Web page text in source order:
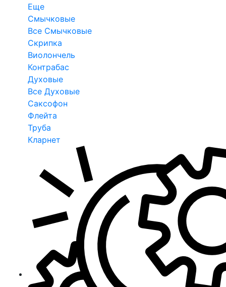
Еще
Смычковые
Все Смычковые
Скрипка
Виолончель
Контрабас
Духовые
Все Духовые
Саксофон
Флейта
Труба
Кларнет